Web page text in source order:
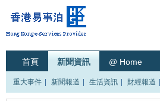
首頁 新聞資訊 @ Home
重大事件 新聞報道 生活資訊 財經報道